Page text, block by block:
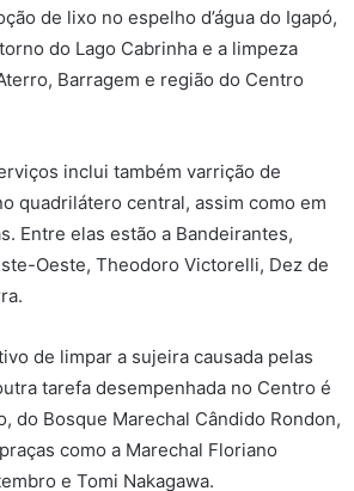
de lixo no espelho d’água do Igapó,
do Lago Cabrinha e a limpeza
Barragem e região do Centro
inclui também varrição de
quadrilátero central, assim como em
Entre elas estão a Bandeirantes,
Oeste, Theodoro Victorelli, Dez de
de limpar a sujeira causada pelas
tarefa desempenhada no Centro é
do Bosque Marechal Cândido Rondon,
como a Marechal Floriano
e Tomi Nakagawa.